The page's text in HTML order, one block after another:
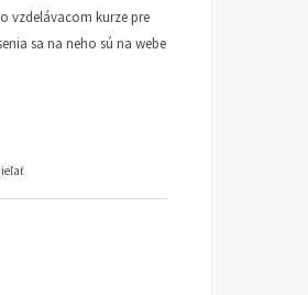
vzdelávacom kurze pre
sa na neho sú na webe